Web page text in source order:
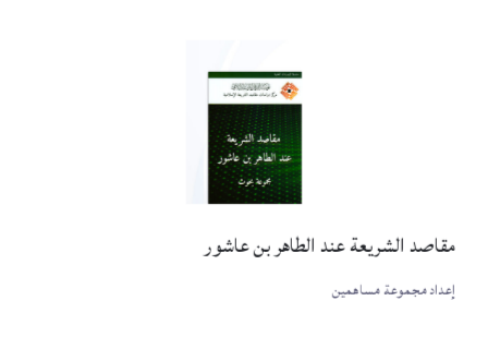
مقاصد الشريعة عند الطاهر بن عاشور
إعداد مجموعة مساهمين